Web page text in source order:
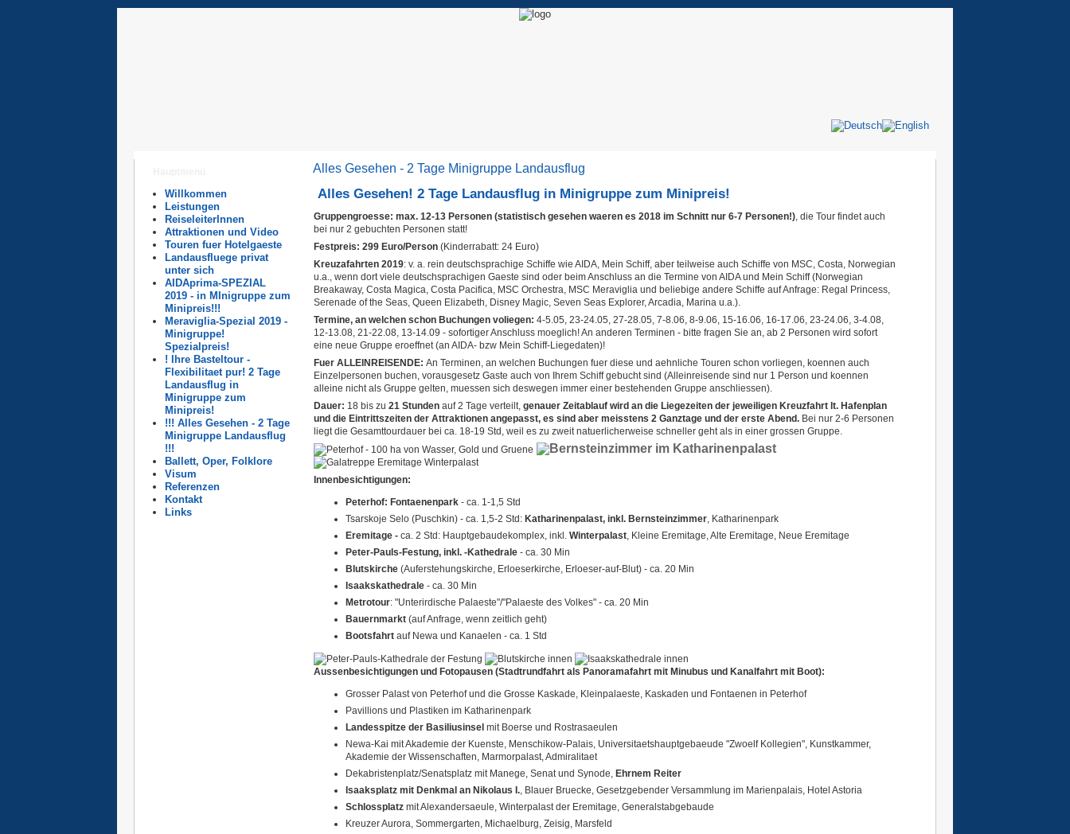
Willkommen
Leistungen
ReiseleiterInnen
Attraktionen und Video
Touren fuer Hotelgaeste
Landausfluege privat
unter sich
AIDAprima-SPEZIAL
2019 - in MInigruppe zum
Minipreis!!!
Meraviglia-Spezial 2019 -
Minigruppe!
Spezialpreis!
! Ihre Basteltour -
Flexibilitaet pur! 2 Tage
Landausflug in
Minigruppe zum
Minipreis!
!!! Alles Gesehen - 2 Tage
Minigruppe Landausflug
!!!
Ballett, Oper, Folklore
Visum
Referenzen
Kontakt
Links
Alles Gesehen - 2 Tage Minigruppe Landausflug
Alles Gesehen! 2 Tage Landausflug in Minigruppe zum Minipreis!
Gruppengroesse: max. 12-13 Personen (statistisch gesehen waeren es 2018 im Schnitt nur 6-7 Personen!) , die Tour findet auch
bei nur 2 gebuchten Personen statt!
Festpreis: 299 Euro/Person (Kinderrabatt: 24 Euro)
Kreuzafahrten 2019: v. a. rein deutschsprachige Schiffe wie AIDA, Mein Schiff, aber teilweise auch Schiffe von MSC, Costa, Norwegian
u.a., wenn dort viele deutschsprachigen Gaeste sind oder beim Anschluss an die Termine von AIDA und Mein Schiff (Norwegian
Breakaway, Costa Magica, Costa Pacifica, MSC Orchestra, MSC Meraviglia und beliebige andere Schiffe auf Anfrage: Regal Princess,
Serenade of the Seas, Queen Elizabeth, Disney Magic, Seven Seas Explorer, Arcadia, Marina u.a.).
Termine, an welchen schon Buchungen voliegen: 4-5.05, 23-24.05, 27-28.05, 7-8.06, 8-9.06, 15-16.06, 16-17.06, 23-24.06, 3-4.08,
12-13.08, 21-22.08, 13-14.09 - sofortiger Anschluss moeglich! An anderen Terminen - bitte fragen Sie an, ab 2 Personen wird sofort
eine neue Gruppe eroeffnet (an AIDA- bzw Mein Schiff-Liegedaten)!
Fuer ALLEINREISENDE: An Terminen, an welchen Buchungen fuer diese und aehnliche Touren schon vorliegen, koennen auch
Einzelpersonen buchen, vorausgesetz Gaste auch von Ihrem Schiff gebucht sind (Alleinreisende sind nur 1 Person und koennen
alleine nicht als Gruppe gelten, muessen sich deswegen immer einer bestehenden Gruppe anschliessen).
Dauer: 18 bis zu 21 Stunden auf 2 Tage verteilt, genauer Zeitablauf wird an die Liegezeiten der jeweiligen Kreuzfahrt lt. Hafenplan
und die Eintrittszeiten der Attraktionen angepasst, es sind aber meisstens 2 Ganztage und der erste Abend. Bei nur 2-6 Personen
liegt die Gesamttourdauer bei ca. 18-19 Std, weil es zu zweit natuerlicherweise schneller geht als in einer grossen Gruppe.
Innenbesichtigungen:
Peterhof: Fontaenenpark - ca. 1-1,5 Std
Tsarskoje Selo (Puschkin) - ca. 1,5-2 Std: Katharinenpalast, inkl. Bernsteinzimmer , Katharinenpark
Eremitage - ca. 2 Std: Hauptgebaudekomplex, inkl. Winterpalast , Kleine Eremitage, Alte Eremitage, Neue Eremitage
Peter-Pauls-Festung, inkl. -Kathedrale - ca. 30 Min
Blutskirche (Auferstehungskirche, Erloeserkirche, Erloeser-auf-Blut) - ca. 20 Min
Isaakskathedrale - ca. 30 Min
Metrotour: "Unterirdische Palaeste"/"Palaeste des Volkes" - ca. 20 Min
Bauernmarkt (auf Anfrage, wenn zeitlich geht)
Bootsfahrt auf Newa und Kanaelen - ca. 1 Std
Aussenbesichtigungen und Fotopausen (Stadtrundfahrt als Panoramafahrt mit Minubus und Kanalfahrt mit Boot):
Grosser Palast von Peterhof und die Grosse Kaskade, Kleinpalaeste, Kaskaden und Fontaenen in Peterhof
Pavillions und Plastiken im Katharinenpark
Landesspitze der Basiliusinsel mit Boerse und Rostrasaeulen
Newa-Kai mit Akademie der Kuenste, Menschikow-Palais, Universitaetshauptgebaeude "Zwoelf Kollegien", Kunstkammer,
Akademie der Wissenschaften, Marmorpalast, Admiralitaet
Dekabristenplatz/Senatsplatz mit Manege, Senat und Synode, Ehrnem Reiter
Isaaksplatz mit Denkmal an Nikolaus I ., Blauer Bruecke, Gesetzgebender Versammlung im Marienpalais, Hotel Astoria
Schlossplatz mit Alexandersaeule, Winterpalast der Eremitage, Generalstabgebaude
Kreuzer Aurora, Sommergarten, Michaelburg, Zeisig, Marsfeld